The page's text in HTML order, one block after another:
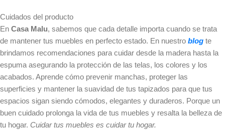
Cuidados del producto
En Casa Malu, sabemos que cada detalle importa cuando se trata
de mantener tus muebles en perfecto estado. En nuestro blog te
brindamos recomendaciones para cuidar desde la madera hasta la
espuma asegurando la protección de las telas, los colores y los
acabados. Aprende cómo prevenir manchas, proteger las
superficies y mantener la suavidad de tus tapizados para que tus
espacios sigan siendo cómodos, elegantes y duraderos. Porque un
buen cuidado prolonga la vida de tus muebles y resalta la belleza de
tu hogar. Cuidar tus muebles es cuidar tu hogar.